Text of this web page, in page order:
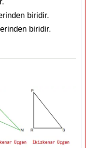
biridir.
biridir.